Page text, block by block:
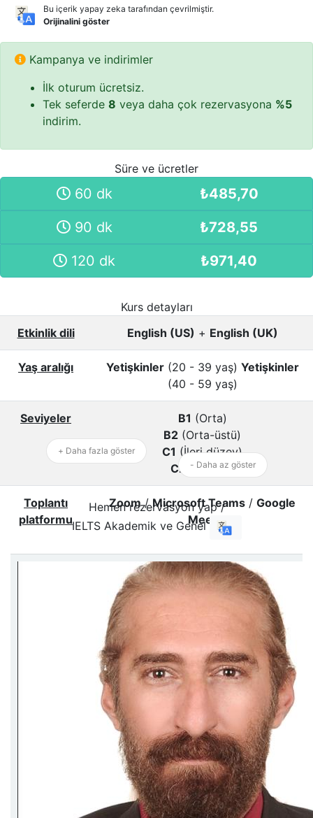
Bu içerik yapay zeka tarafından çevrilmiştir.
Orijinalini göster
Kampanya ve indirimler
İlk oturum ücretsiz.
Tek seferde 8 veya daha çok rezervasyona %5
indirim.
Süre ve ücretler
60 dk ₺485,70
90 dk
₺728,55
120 dk
₺971,40
Kurs detayları
Etkinlik dili
English (US) + English (UK)
Yaş aralığı Yetişkinler(20 - 39 yaş) Yetişkinler
(40 - 59 yaş)
Seviyeler B1 (Orta)
B2 (Orta-üstü)
C1 (İleri düzey)
C2
(Uzman)
Toplantı
platformu
Zoom/Microsoft Teams / Google
Meet
+ Daha fazla göster
- Daha az göster
Hemen rezervasyon yap /
IELTS Akademik ve Genel